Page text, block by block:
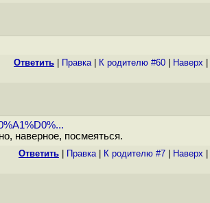
Ответить Правка| К родителю #60 Наверх
наверное, посмеяться.
Ответить Правка| К родителю #7 Наверх